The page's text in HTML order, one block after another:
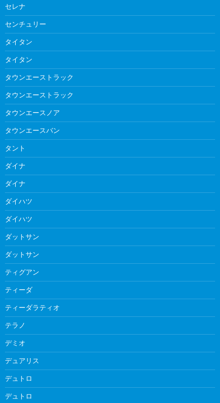
セレナ
センチュリー
タイタン
タイタン
タウンエーストラック
タウンエーストラック
タウンエースノア
タウンエースバン
タント
ダイナ
ダイナ
ダイハツ
ダイハツ
ダットサン
ダットサン
ティグアン
ティーダ
ティーダラティオ
テラノ
デミオ
デュアリス
デュトロ
デュトロ